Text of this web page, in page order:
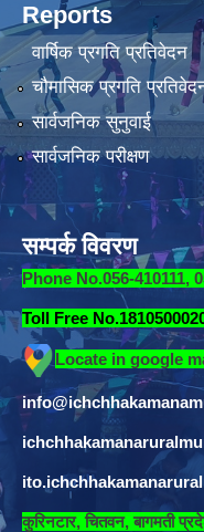
Reports
वार्षिक प्रगति प्रतिवेदन
चौमासिक प्रगति
सार्वजनिक सुनुवाई
सार्वजनिक परीक्षण
सम्पर्क विवरण
Phone No.056-410111,
Toll Free
Locate in google
कुरिनटार, चितवन, बागमती